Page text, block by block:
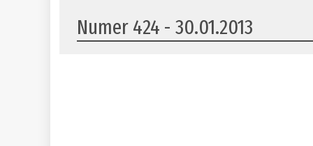
Numer 424 - 30.01.2013